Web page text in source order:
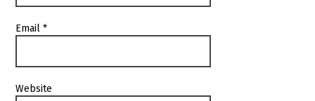
Email*
Website